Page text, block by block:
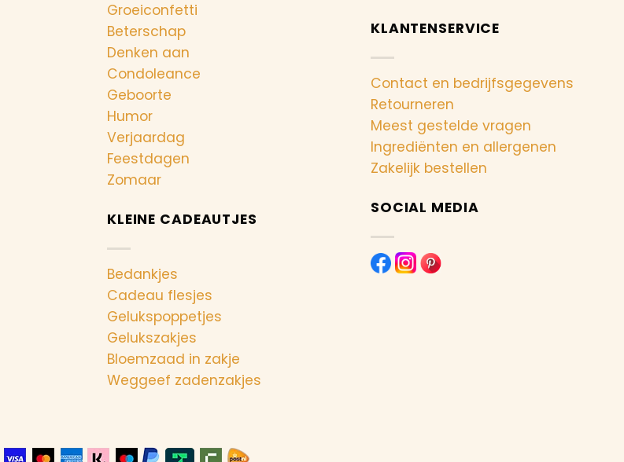
Groeiconfetti
Beterschap
Denken aan
Condoleance
Geboorte
Humor
Verjaardag
Feestdagen
Zomaar
KLEINE CADEAUTJES
Bedankjes
Cadeau flesjes
Gelukspoppetjes
Gelukszakjes
Bloemzaad in zakje
Weggeef zadenzakjes
KLANTENSERVICE
Contact en bedrijfsgegevens
Retourneren
Meest gestelde vragen
Ingrediënten en allergenen
Zakelijk bestellen
SOCIAL MEDIA